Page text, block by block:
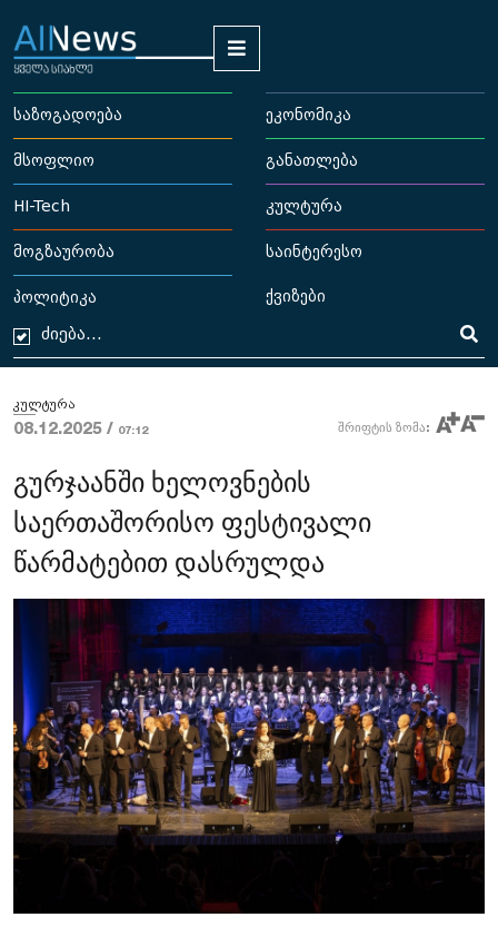
საზოგადოება ეკონომიკა
მსოფლიო განათლება
HI-Tech კულტურა
მოგზაურობა საინტერესო
პოლიტიკა ქვიზები
კულტურა
08.12.2025 / 07:12 შრიფტის ზომა:
გურჯაანში ხელოვნების
საერთაშორისო ფესტივალი
წარმატებით დასრულდა